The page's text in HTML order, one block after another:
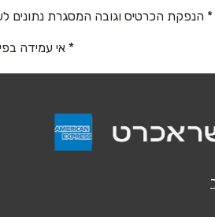
הודעה *
* הנפקת הכרטיס וגובה המסגרת נתונים
* אי עמידה